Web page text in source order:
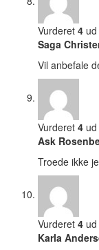
Vurderet 4
Saga
Vil anbefale
Vurderet 4
Ask
Troede ikke
Vurderet 4
Karla